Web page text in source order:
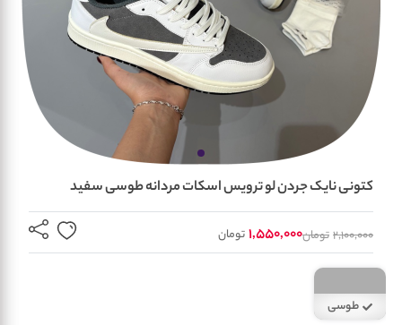
کتونی نایک جردن لو ترویس اسکات مردانه طوسی سفید
2,100,000تومان1,550,000تومان
طوسی